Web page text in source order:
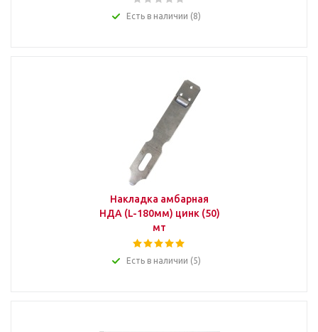
Есть в наличии (8)
Накладка амбарная
НДА (L-180мм) цинк (50)
мт
Есть в наличии (5)